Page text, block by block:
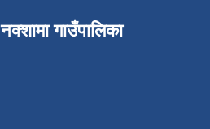
नक्शामा गाउँपालिका